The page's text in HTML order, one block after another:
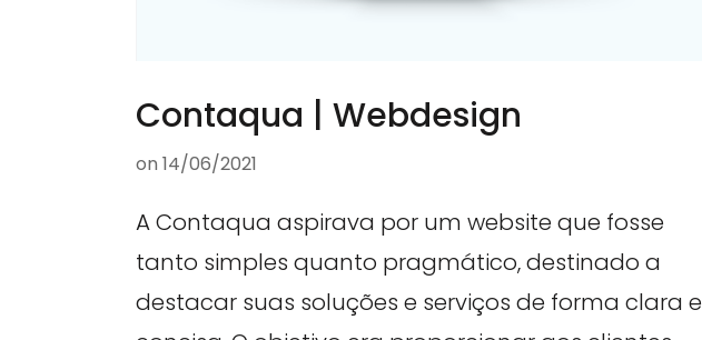
Contaqua | Webdesign
on 14/06/2021
A Contaqua aspirava por um website que fosse
tanto simples quanto pragmático, destinado a
destacar suas soluções e serviços de forma clara e